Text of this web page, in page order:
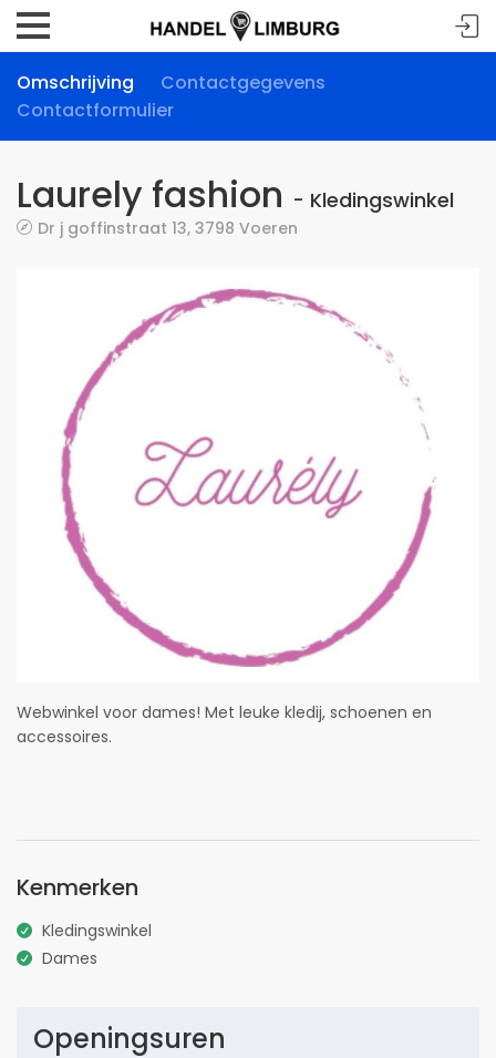
Omschrijving
Contactgegevens
Contactformulier
Laurely fashion - Kledingswinkel
Dr j goffinstraat 13, 3798 Voeren
Webwinkel voor dames! Met leuke kledij, schoenen en
accessoires.
Kenmerken
Kledingswinkel
Dames
Openingsuren